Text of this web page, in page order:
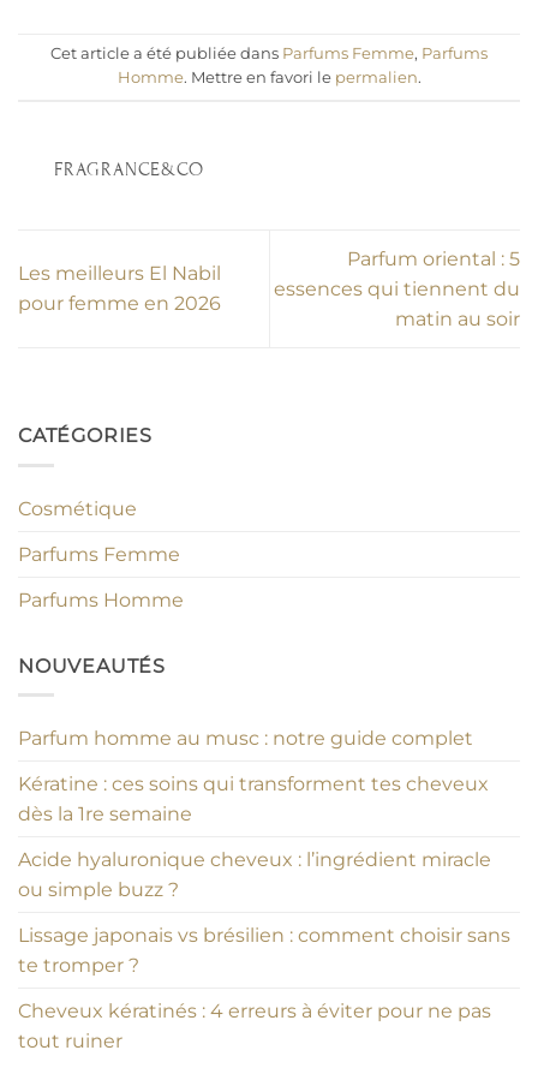
Cet article a été publiée dans Parfums Femme, Parfums
Homme. Mettre en favori le permalien.
FRAGRANCE&CO
Les meilleurs El Nabil
pour femme en 2026
Parfum oriental : 5
essences qui tiennent du
matin au soir
CATÉGORIES
Cosmétique
Parfums Femme
Parfums Homme
NOUVEAUTÉS
Parfum homme au musc : notre guide complet
Kératine : ces soins qui transforment tes cheveux
dès la 1re semaine
Acide hyaluronique cheveux : l’ingrédient miracle
ou simple buzz ?
Lissage japonais vs brésilien : comment choisir sans
te tromper ?
Cheveux kératinés : 4 erreurs à éviter pour ne pas
tout ruiner